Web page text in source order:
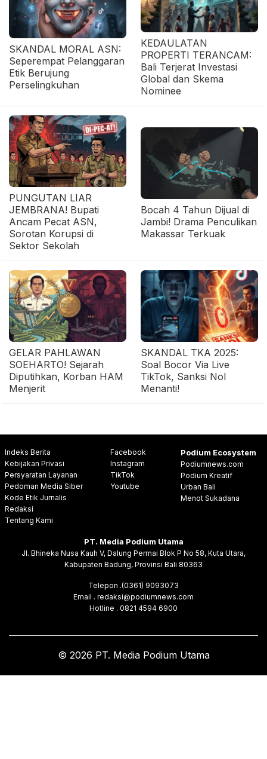
SKANDAL MORAL ASN:
Seperempat Pelanggaran
Etik Berujung
Perselingkuhan
KEDAULATAN
PROPERTI TERANCAM:
Bali Terjerat Investasi
Global dan Skema
Nominee
PUNGUTAN LIAR
JEMBRANA! Bupati
Ancam Pecat ASN,
Sorotan Korupsi di
Sektor Sekolah
Bocah 4 Tahun Dijual di
Jambi! Drama Penculikan
Makassar Terkuak
GELAR PAHLAWAN
SOEHARTO! Sejarah
Diputihkan, Korban HAM
Menjerit
SKANDAL TKA 2025:
Soal Bocor Via Live
TikTok, Sanksi Nol
Menanti!
Indeks Berita
Kebijakan Privasi
Persyaratan Layanan
Pedoman Media Siber
Kode Etik Jurnalis
Redaksi
Tentang Kami
Facebook
Instagram
TikTok
Youtube
Podium Ecosystem
Podiumnews.com
Podium Kreatif
Urban Bali
Menot Sukadana
PT. Media Podium Utama
Jl. Bhineka Nusa Kauh V, Dalung Permai Blok P No 58, Kuta Utara,
Kabupaten Badung, Provinsi Bali 80363
Telepon .(0361) 9093073
Email . redaksi@podiumnews.com
Hotline . 0821 4594 6900
© 2026 PT. Media Podium Utama